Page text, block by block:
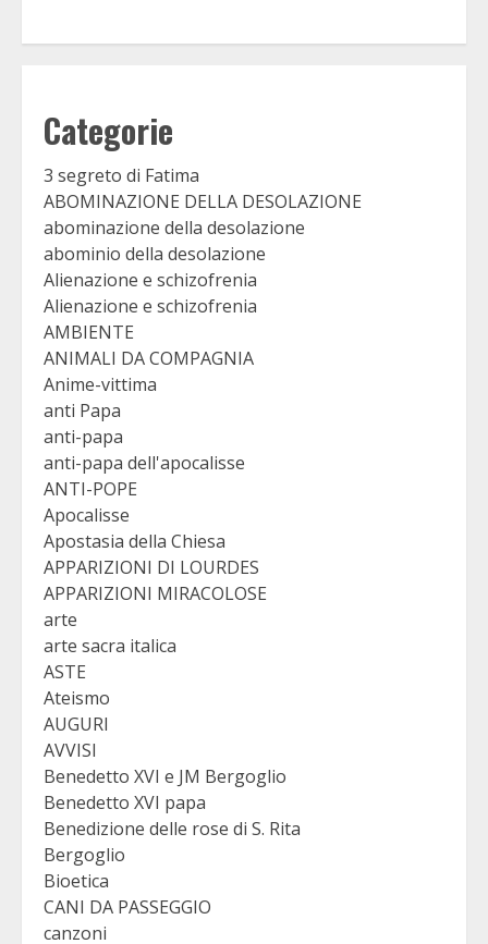
Categorie
3 segreto di Fatima
ABOMINAZIONE DELLA DESOLAZIONE
abominazione della desolazione
abominio della desolazione
Alienazione e schizofrenia
Alienazione e schizofrenia
AMBIENTE
ANIMALI DA COMPAGNIA
Anime-vittima
anti Papa
anti-papa
anti-papa dell'apocalisse
ANTI-POPE
Apocalisse
Apostasia della Chiesa
APPARIZIONI DI LOURDES
APPARIZIONI MIRACOLOSE
arte
arte sacra italica
ASTE
Ateismo
AUGURI
AVVISI
Benedetto XVI e JM Bergoglio
Benedetto XVI papa
Benedizione delle rose di S. Rita
Bergoglio
Bioetica
CANI DA PASSEGGIO
canzoni